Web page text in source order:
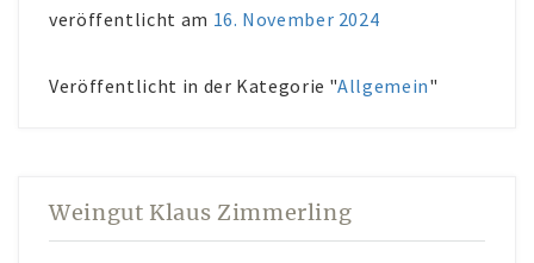
Offene Weinbergs- und Kräuterwanderungen
veröffentlicht am 16. November 2024
Veröffentlicht in der Kategorie "Allgemein"
Weingut Klaus Zimmerling